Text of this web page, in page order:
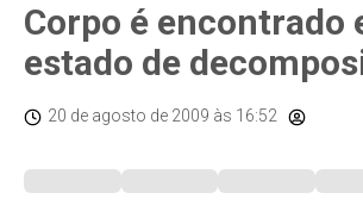
Corpo é encontrado
estado de
20 de agosto de 2009 às 16:52